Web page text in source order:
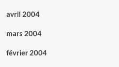
avril 2004
mars 2004
février 2004